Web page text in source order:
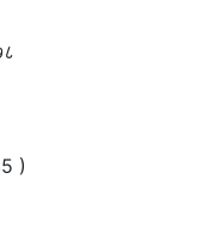
)